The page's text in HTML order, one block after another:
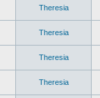
Theresia
Theresia
Theresia
Theresia